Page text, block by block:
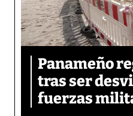
Panameño
tras ser
fuerzas